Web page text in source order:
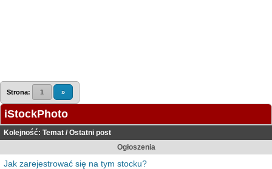
Strona: 1 »
iStockPhoto
Kolejność: Temat / Ostatni post
Ogłoszenia
Jak zarejestrować się na tym stocku?